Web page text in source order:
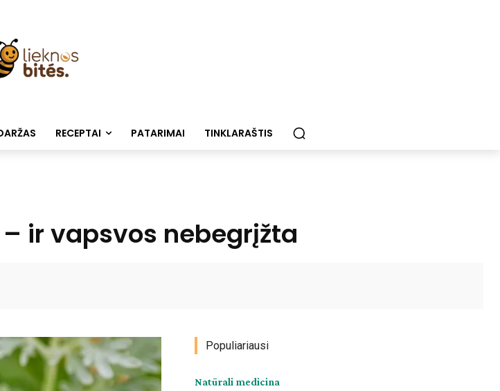
RECEPTAI PATARIMAI TINKLARAŠTIS
ir vapsvos nebegrįžta
Populiariausi
Natūrali medicina